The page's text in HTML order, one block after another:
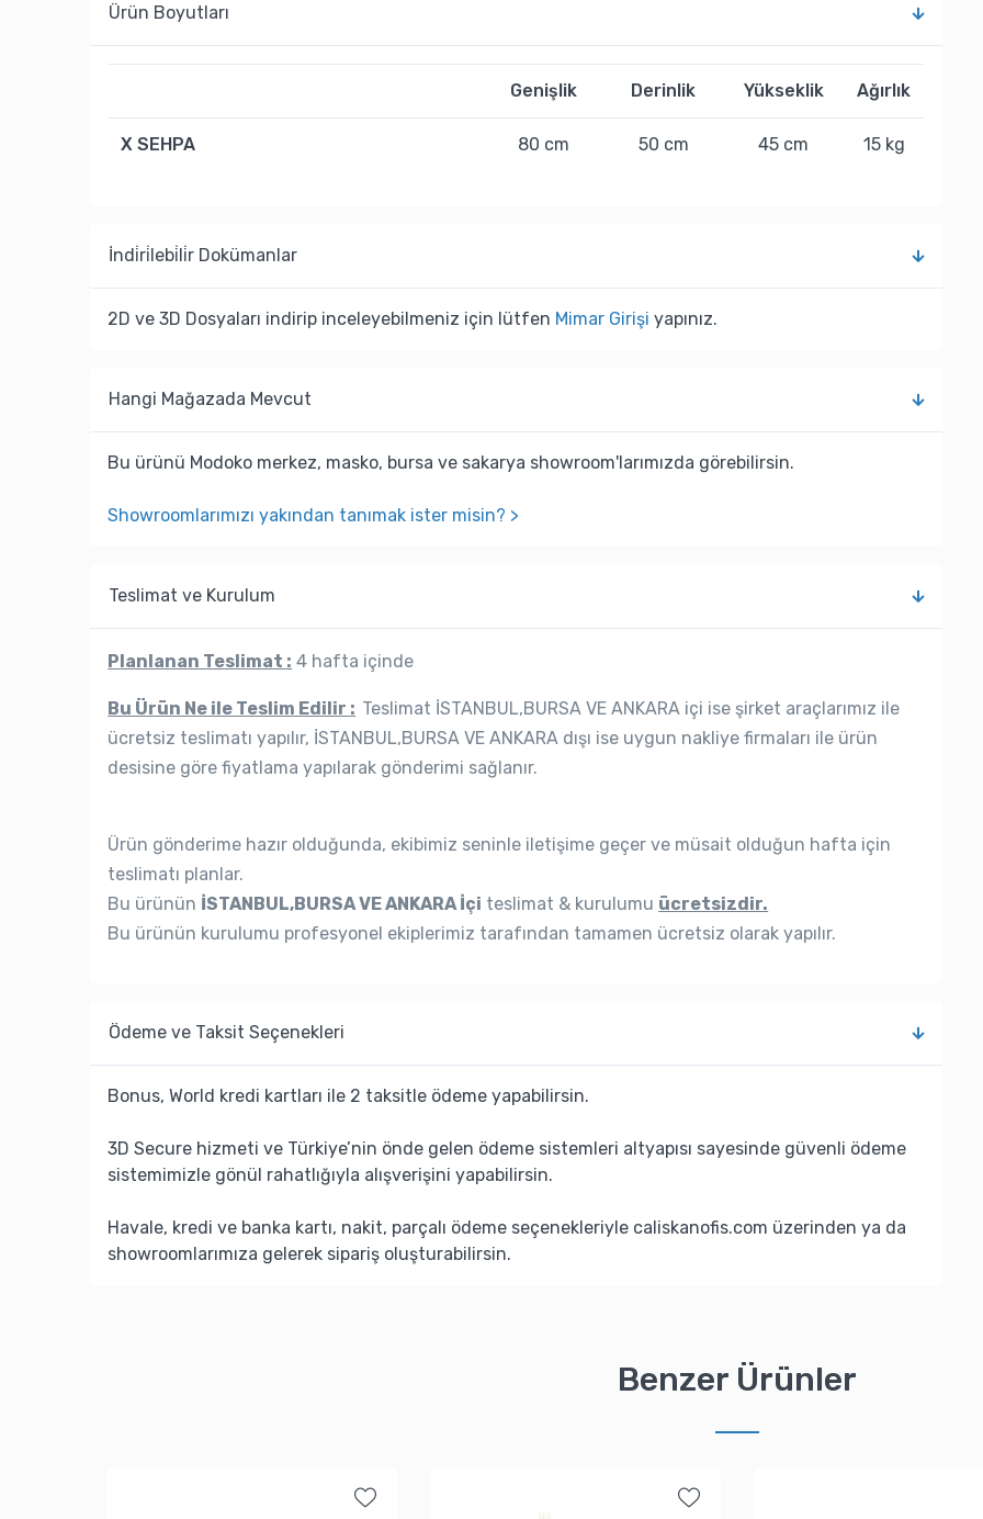
Ürün Boyutları
Genişlik Derinlik Yükseklik Ağırlık
X SEHPA 80 cm 50 cm 45 cm 15 kg
İndi̇ri̇lebi̇li̇r Dokümanlar
2D ve 3D Dosyaları indirip inceleyebilmeniz için lütfen Mimar Girişi yapınız.
Hangi Mağazada Mevcut
Bu ürünü Modoko merkez, masko, bursa ve sakarya showroom'larımızda görebilirsin.
Showroomlarımızı yakından tanımak ister misin? >
Teslimat ve Kurulum
Planlanan Teslimat : 4 hafta içinde
Bu Ürün Ne ile Teslim Edilir : Teslimat İSTANBUL,BURSA VE ANKARA içi ise şirket araçlarımız ile
ücretsiz teslimatı yapılır, İSTANBUL,BURSA VE ANKARA dışı ise uygun nakliye firmaları ile ürün
desisine göre fiyatlama yapılarak gönderimi sağlanır.
Ürün gönderime hazır olduğunda, ekibimiz seninle iletişime geçer ve müsait olduğun hafta için
teslimatı planlar.
Bu ürünün İSTANBUL,BURSA VE ANKARA İçi teslimat & kurulumu ücretsizdir.
Bu ürünün kurulumu profesyonel ekiplerimiz tarafından tamamen ücretsiz olarak yapılır.
Ödeme ve Taksit Seçenekleri
Bonus, World kredi kartları ile 2 taksitle ödeme yapabilirsin.
3D Secure hizmeti ve Türkiye’nin önde gelen ödeme sistemleri altyapısı sayesinde güvenli ödeme
sistemimizle gönül rahatlığıyla alışverişini yapabilirsin.
Havale, kredi ve banka kartı, nakit, parçalı ödeme seçenekleriyle caliskanofis.com üzerinden ya da
showroomlarımıza gelerek sipariş oluşturabilirsin.
Benzer Ürünler